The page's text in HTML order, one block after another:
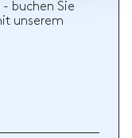
buchen Sie
unserem